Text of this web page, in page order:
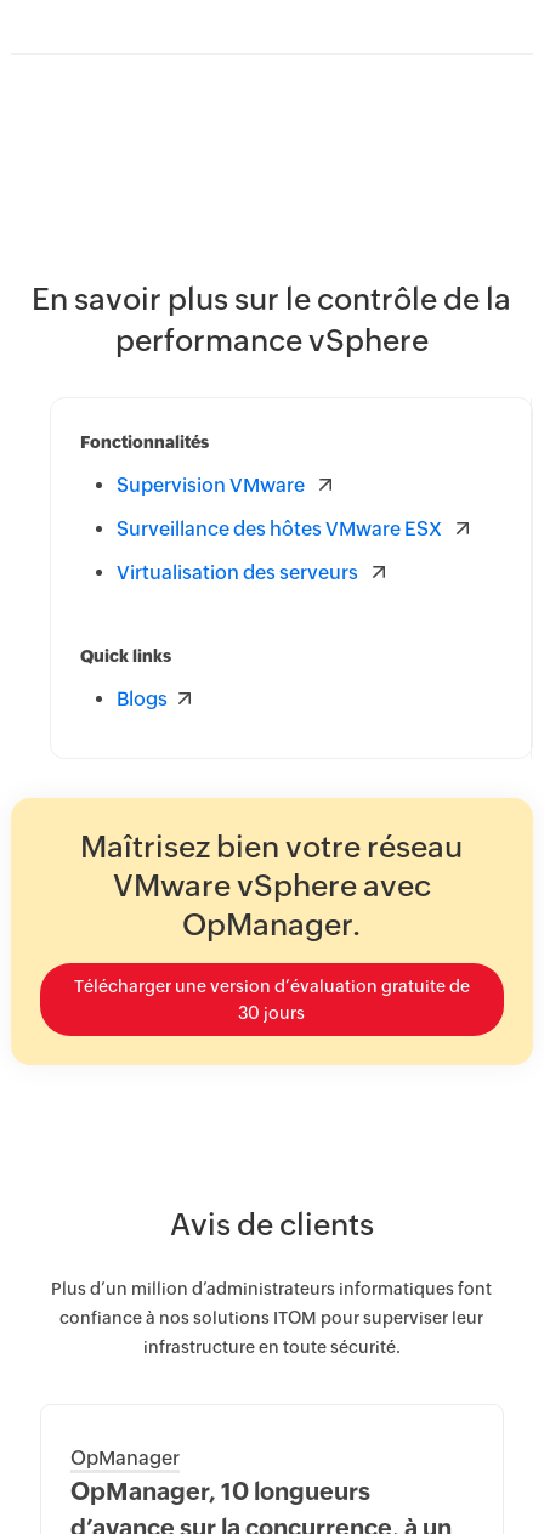
En savoir plus sur le contrôle de la
performance vSphere
Fonctionnalités
Supervision VMware
Surveillance des hôtes VMware ESX
Virtualisation des serveurs
Quick links
Blogs
Maîtrisez bien votre réseau
VMware vSphere avec
OpManager.
Télécharger une version d’évaluation gratuite de
30 jours
Avis de clients
Plus d’un million d’administrateurs informatiques font
confiance à nos solutions ITOM pour superviser leur
infrastructure en toute sécurité.
OpManager
OpManager, 10 longueurs
d’avance sur la concurrence, à un